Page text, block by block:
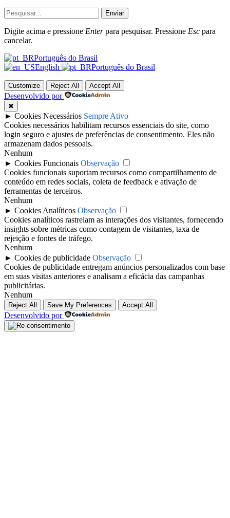
Enviar
Digite acima e pressione Enterpara pesquisar. Pressione Esc para
cancelar.
Português do Brasil
English
Português do Brasil
Customize Reject All Accept All
Desenvolvido por
✖
► Cookies Necessários Sempre Ativo
Cookies necessários habilitam recursos essenciais do site, como
login seguro e ajustes de preferências de consentimento. Eles não
armazenam dados pessoais.
Nenhum
► Cookies Funcionais Observação
Cookies funcionais suportam recursos como compartilhamento de
conteúdo em redes sociais, coleta de feedback e ativação de
ferramentas de terceiros.
Nenhum
► Cookies Analíticos Observação
Cookies analíticos rastreiam as interações dos visitantes, fornecendo
insights sobre métricas como contagem de visitantes, taxa de
rejeição e fontes de tráfego.
Nenhum
► Cookies de publicidade Observação
Cookies de publicidade entregam anúncios personalizados com base
em suas visitas anteriores e analisam a eficácia das campanhas
publicitárias.
Nenhum
Reject All Save My Preferences Accept All
Desenvolvido por